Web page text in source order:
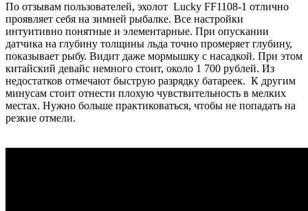
По отзывам пользователей, эхолот Lucky FF1108-1 отлично
проявляет себя на зимней рыбалке. Все настройки
интуитивно понятные и элементарные. При опускании
датчика на глубину толщины льда точно промеряет глубину,
показывает рыбу. Видит даже мормышку с насадкой. При этом
китайский девайс немного стоит, около 1 700 рублей. Из
недостатков отмечают быструю разрядку батареек. К другим
минусам стоит отнести плохую чувствительность в мелких
местах. Нужно больше практиковаться, чтобы не попадать на
резкие отмели.